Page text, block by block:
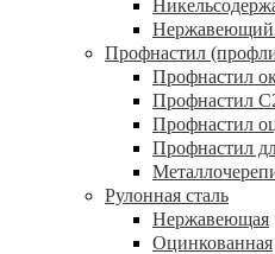
Профнастил
Профнастил
Профнастил
Профнастил
Профнастил
Рулонная сталь
Нержавеющая
Оцинкованная